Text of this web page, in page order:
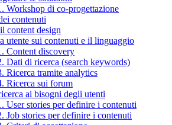
Workshop di co-progettazione
contenuti
content design
utente sui contenuti e il linguaggio
Content discovery
Dati di ricerca (search keywords)
Ricerca tramite analytics
Ricerca sui forum
ai bisogni degli utenti
User stories per definire i contenuti
Job stories per definire i contenuti